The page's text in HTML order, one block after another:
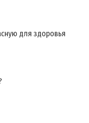
для здоровья